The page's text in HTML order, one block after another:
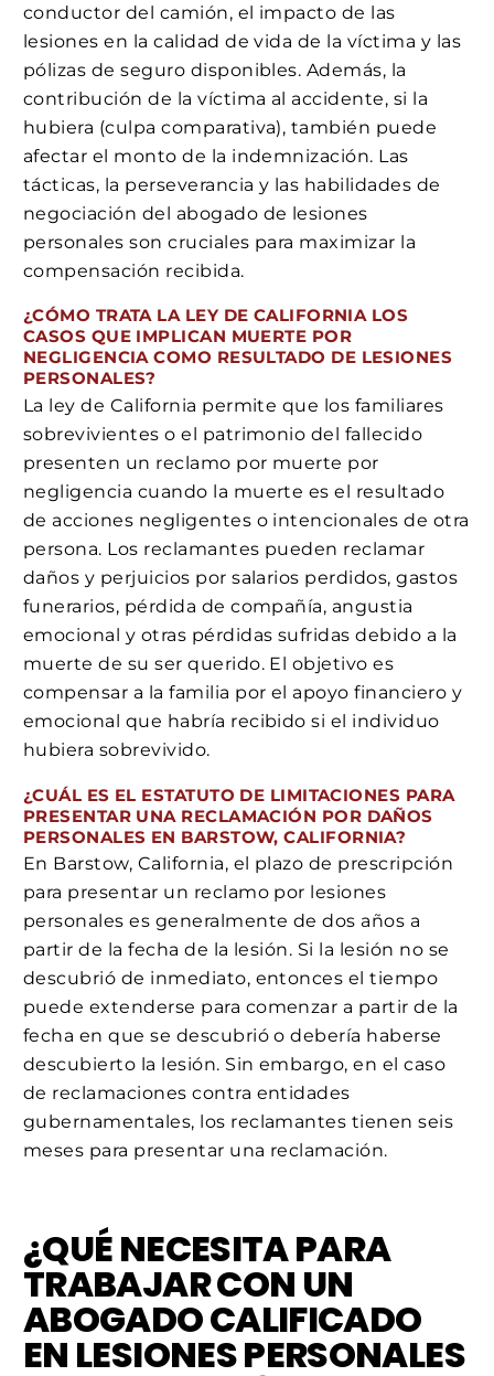
conductor del camión, el impacto de las
lesiones en la calidad de vida de la víctima y las
pólizas de seguro disponibles. Además, la
contribución de la víctima al accidente, si la
hubiera (culpa comparativa), también puede
afectar el monto de la indemnización. Las
tácticas, la perseverancia y las habilidades de
negociación del abogado de lesiones
personales son cruciales para maximizar la
compensación recibida.
¿CÓMO TRATA LA LEY DE CALIFORNIA LOS
CASOS QUE IMPLICAN MUERTE POR
NEGLIGENCIA COMO RESULTADO DE LESIONES
PERSONALES?
La ley de California permite que los familiares
sobrevivientes o el patrimonio del fallecido
presenten un reclamo por muerte por
negligencia cuando la muerte es el resultado
de acciones negligentes o intencionales de otra
persona. Los reclamantes pueden reclamar
daños y perjuicios por salarios perdidos, gastos
funerarios, pérdida de compañía, angustia
emocional y otras pérdidas sufridas debido a la
muerte de su ser querido. El objetivo es
compensar a la familia por el apoyo financiero y
emocional que habría recibido si el individuo
hubiera sobrevivido.
¿CUÁL ES EL ESTATUTO DE LIMITACIONES PARA
PRESENTAR UNA RECLAMACIÓN POR DAÑOS
PERSONALES EN BARSTOW, CALIFORNIA?
En Barstow, California, el plazo de prescripción
para presentar un reclamo por lesiones
personales es generalmente de dos años a
partir de la fecha de la lesión. Si la lesión no se
descubrió de inmediato, entonces el tiempo
puede extenderse para comenzar a partir de la
fecha en que se descubrió o debería haberse
descubierto la lesión. Sin embargo, en el caso
de reclamaciones contra entidades
gubernamentales, los reclamantes tienen seis
meses para presentar una reclamación.
¿QUÉ NECESITA PARA
TRABAJAR CON UN
ABOGADO CALIFICADO
EN LESIONES PERSONALES